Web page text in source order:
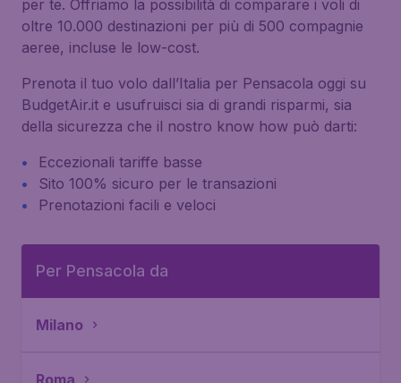
per te. Offriamo la possibilità di comparare i voli di
oltre 10.000 destinazioni per più di 500 compagnie
aeree, incluse le low-cost.
Prenota il tuo volo dall’Italia per Pensacola oggi su
BudgetAir.it e usufruisci sia di grandi risparmi, sia
della sicurezza che il nostro know how può darti:
Eccezionali tariffe basse
Sito 100% sicuro per le transazioni
Prenotazioni facili e veloci
Per Pensacola da
Milano
Roma